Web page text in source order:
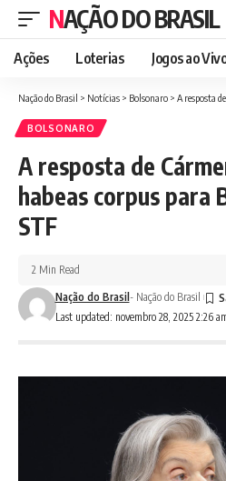
NAÇÃO DO BRASIL
Ações Loterias Jogos ao
Nação do Brasil > Notícias > Bolsonaro > A resposta de
BOLSONARO
A resposta de
habeas corpus para
STF
Last updated: novembro 28, 2025 2:26
Nação do Brasil- Nação do Brasil
2 Min Read